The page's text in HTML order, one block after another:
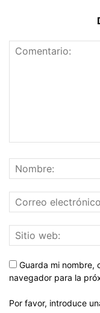
Guarda mi nombre,
navegador para la
Por favor, introduce